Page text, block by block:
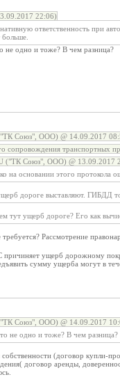
22:06)
ответственность при
не одно и тоже? В чем разница?
Союз", ООО) @ 14.09.2017
сопровождения
("ТК Союз", ООО) @ 13.09.2017
на основании этого протокола
дороге выставляют. ГИБДД
ущерб дороге? Его как
Рассмотрение
причиняет ущерб дорожному
сумму ущерба могут в
Союз", ООО) @ 14.09.2017
не одно и тоже? В чем разница?
(договор купли-
договор аренды,